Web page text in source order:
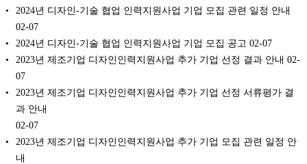
2024년 디자인-기술 협업 인력지원사업 기업 모집 관련 일정 안내
02-07
2024년 디자인-기술 협업 인력지원사업 기업 모집 공고 02-07
2023년 제조기업 디자인인력지원사업 추가 기업 선정 결과 안내 02-
07
2023년 제조기업 디자인인력지원사업 추가 기업 선정 서류평가 결
과 안내
02-07
2023년 제조기업 디자인인력지원사업 추가 기업 모집 관련 일정 안
내